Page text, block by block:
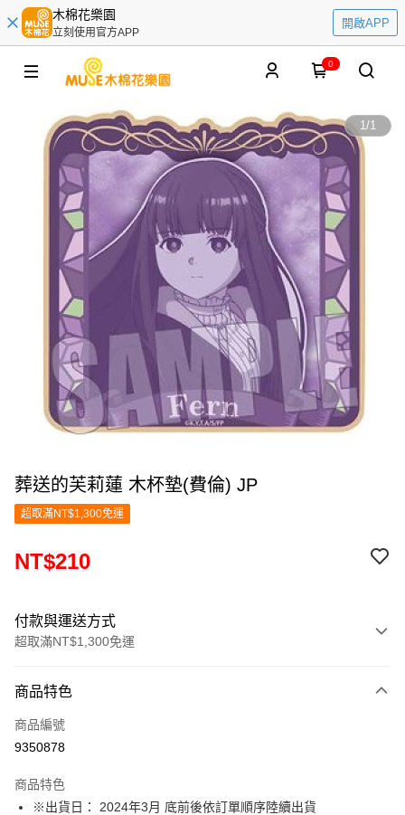
木棉花樂園
立刻使用官方APP
開啟APP
0
1/1
葬送的芙莉蓮 木杯墊(費倫) JP
超取滿NT$1,300免運
NT$210
付款與運送方式
超取滿NT$1,300免運
信用卡一次付款
超商取貨付款
Apple Pay
商品特色
商品編號
9350878
商品特色
※出貨日： 2024年3月 底前後依訂單順序陸續出貨